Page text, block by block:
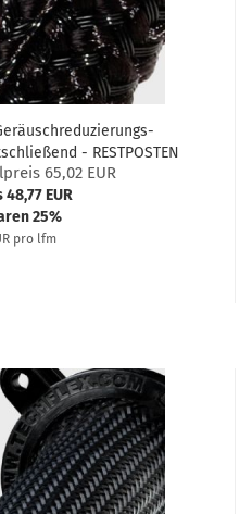
- RESTPOSTEN
65,02 EUR
EUR
25%
pro lfm